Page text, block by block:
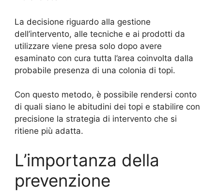
La decisione riguardo alla gestione
dell’intervento, alle tecniche e ai prodotti da
utilizzare viene presa solo dopo avere
esaminato con cura tutta l’area coinvolta dalla
probabile presenza di una colonia di topi.
Con questo metodo, è possibile rendersi conto
di quali siano le abitudini dei topi e stabilire con
precisione la strategia di intervento che si
ritiene più adatta.
L’importanza della
prevenzione